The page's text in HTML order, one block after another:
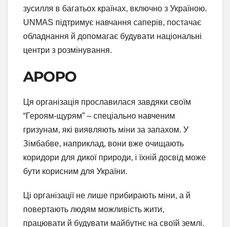
зусилля в багатьох країнах, включно з Україною.
UNMAS підтримує навчання саперів, постачає
обладнання й допомагає будувати національні
центри з розмінування.
APOPO
Ця організація прославилася завдяки своїм
“Героям-щурям” – спеціально навченим
гризунам, які виявляють міни за запахом. У
Зімбабве, наприклад, вони вже очищають
коридори для дикої природи, і їхній досвід може
бути корисним для України.
Ці організації не лише прибирають міни, а й
повертають людям можливість жити,
працювати й будувати майбутнє на своїй землі.